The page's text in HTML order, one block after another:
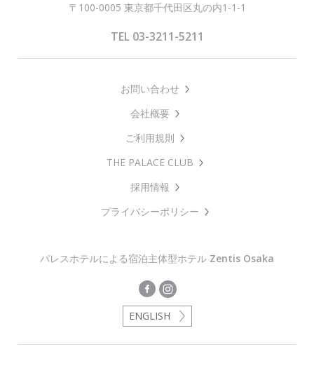
〒100-0005 東京都千代田区丸の内1-1-1
TEL 03-3211-5211
お問い合わせ
会社概要
ご利用規則
THE PALACE CLUB
採用情報
プライバシーポリシー
パレスホテルによる宿泊主体型ホテル Zentis Osaka
ENGLISH